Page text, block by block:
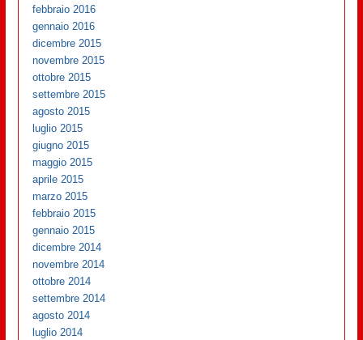
febbraio 2016
gennaio 2016
dicembre 2015
novembre 2015
ottobre 2015
settembre 2015
agosto 2015
luglio 2015
giugno 2015
maggio 2015
aprile 2015
marzo 2015
febbraio 2015
gennaio 2015
dicembre 2014
novembre 2014
ottobre 2014
settembre 2014
agosto 2014
luglio 2014